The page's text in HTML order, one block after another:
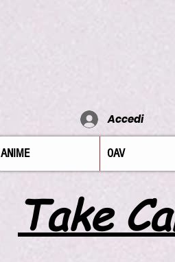
Accedi
ANIME OAV
Take